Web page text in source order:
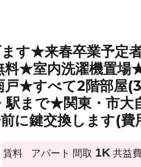
す★来春卒業予定
★室内洗濯機置場
戸★すべて2階部屋
駅まで★関東・市大
に鍵交換します(
賃料 アパート 間取 1K 共益